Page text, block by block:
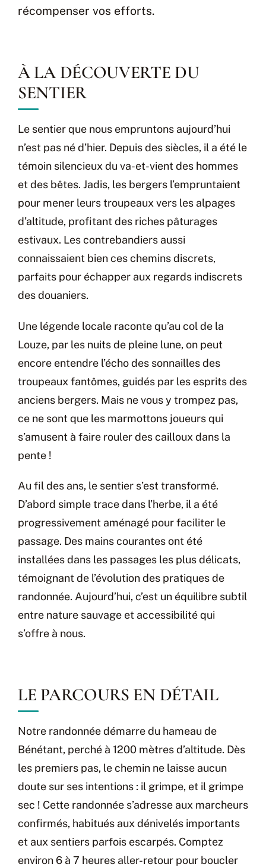
récompenser vos efforts.
À LA DÉCOUVERTE DU
SENTIER
Le sentier que nous empruntons aujourd’hui
n’est pas né d’hier. Depuis des siècles, il a été le
témoin silencieux du va-et-vient des hommes
et des bêtes. Jadis, les bergers l’empruntaient
pour mener leurs troupeaux vers les alpages
d’altitude, profitant des riches pâturages
estivaux. Les contrebandiers aussi
connaissaient bien ces chemins discrets,
parfaits pour échapper aux regards indiscrets
des douaniers.
Une légende locale raconte qu’au col de la
Louze, par les nuits de pleine lune, on peut
encore entendre l’écho des sonnailles des
troupeaux fantômes, guidés par les esprits des
anciens bergers. Mais ne vous y trompez pas,
ce ne sont que les marmottons joueurs qui
s’amusent à faire rouler des cailloux dans la
pente !
Au fil des ans, le sentier s’est transformé.
D’abord simple trace dans l’herbe, il a été
progressivement aménagé pour faciliter le
passage. Des mains courantes ont été
installées dans les passages les plus délicats,
témoignant de l’évolution des pratiques de
randonnée. Aujourd’hui, c’est un équilibre subtil
entre nature sauvage et accessibilité qui
s’offre à nous.
LE PARCOURS EN DÉTAIL
Notre randonnée démarre du hameau de
Bénétant, perché à 1200 mètres d’altitude. Dès
les premiers pas, le chemin ne laisse aucun
doute sur ses intentions : il grimpe, et il grimpe
sec ! Cette randonnée s’adresse aux marcheurs
confirmés, habitués aux dénivelés importants
et aux sentiers parfois escarpés. Comptez
environ 6 à 7 heures aller-retour pour boucler